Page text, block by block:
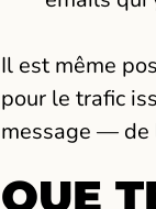
Il est même
pour le trafic
message — de
QUE